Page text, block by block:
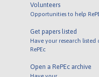
Volunteers
Opportunities to help
Get papers listed
Have your research listed
RePEc
Open a RePEc archive
Have your